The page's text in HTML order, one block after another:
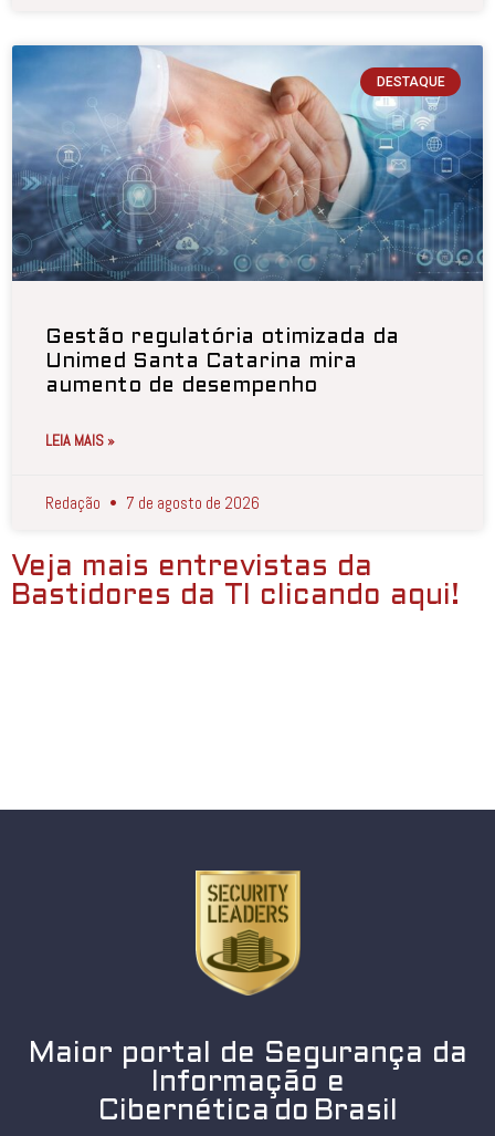
DESTAQUE
Gestão regulatória otimizada da
Unimed Santa Catarina mira
aumento de desempenho
LEIA MAIS »
Redação 7 de agosto de 2026
Veja mais entrevistas da
Bastidores da TI clicando aqui!
Maior portal de Segurança da
Informação e
Cibernética do Brasil